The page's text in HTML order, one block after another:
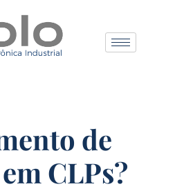
de
CLPs?